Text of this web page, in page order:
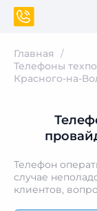
Главная
Телефоны
Красного-на-
Телефон
случае
клиентов,